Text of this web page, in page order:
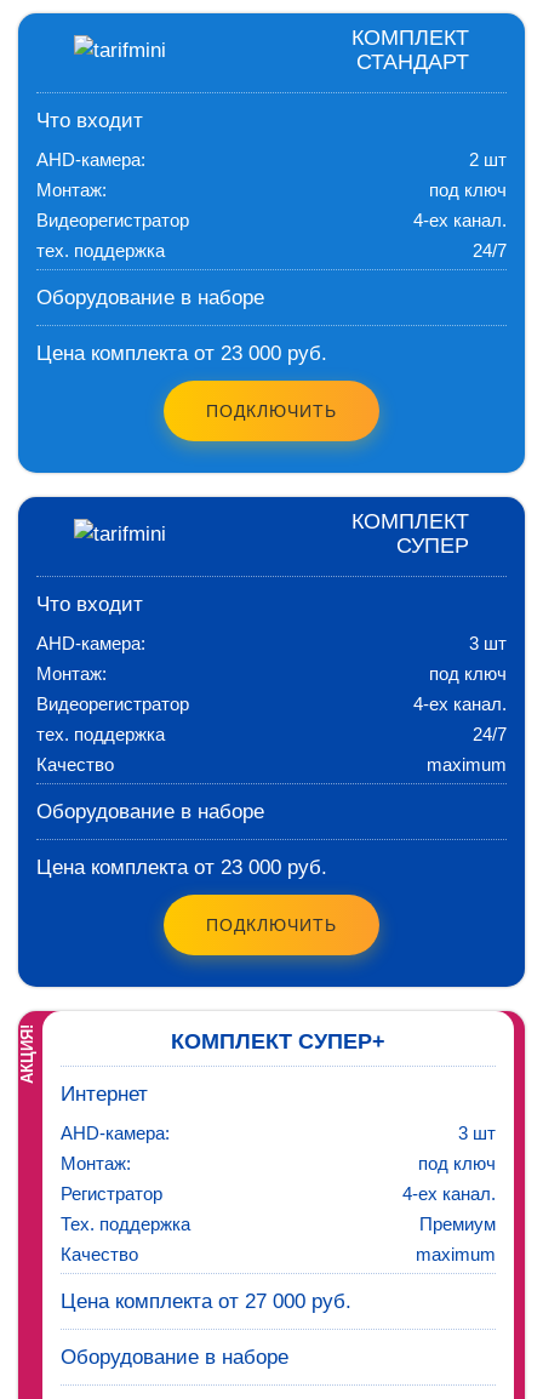
КОМПЛЕКТ
СТАНДАРТ
Что входит
AHD-камера:
2 шт
Монтаж:
под ключ
Видеорегистратор
4-ех канал.
тех. поддержка
24/7
Оборудование в наборе
Цена комплекта от 23 000 руб.
ПОДКЛЮЧИТЬ
КОМПЛЕКТ
СУПЕР
Что входит
AHD-камера:
3 шт
Монтаж:
под ключ
Видеорегистратор
4-ех канал.
тех. поддержка
24/7
Качество
maximum
Оборудование в наборе
Цена комплекта от 23 000 руб.
ПОДКЛЮЧИТЬ
АКЦИЯ! КОМПЛЕКТ СУПЕР+
Интернет
AHD-камера:
3 шт
Монтаж:
под ключ
Регистратор
4-ех канал.
Тех. поддержка
Премиум
Качество
maximum
Цена комплекта от 27 000 руб.
Оборудование в наборе